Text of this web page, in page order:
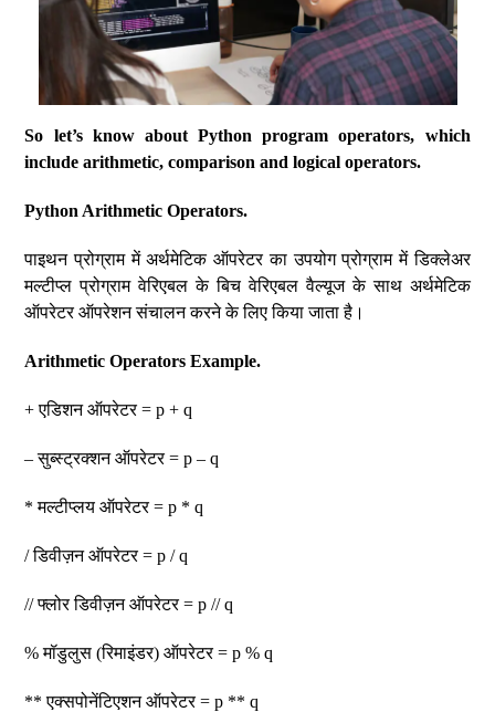
So let’s know about Python program operators, which
include arithmetic, comparison and logical operators.
Python Arithmetic Operators.
पाइथन प्रोग्राम में अर्थमेटिक ऑपरेटर का उपयोग प्रोग्राम में डिक्लेअर
मल्टीप्ल प्रोग्राम वेरिएबल के बिच वेरिएबल वैल्यूज के साथ अर्थमेटिक
ऑपरेटर ऑपरेशन संचालन करने के लिए किया जाता है।
Arithmetic Operators Example.
+ एडिशन ऑपरेटर = p + q
– सुब्स्ट्रक्शन ऑपरेटर = p – q
* मल्टीप्लय ऑपरेटर = p * q
/ डिवीज़न ऑपरेटर = p / q
// फ्लोर डिवीज़न ऑपरेटर = p // q
% मॉडुलुस (रिमाइंडर) ऑपरेटर = p % q
** एक्सपोनेंटिएशन ऑपरेटर = p ** q